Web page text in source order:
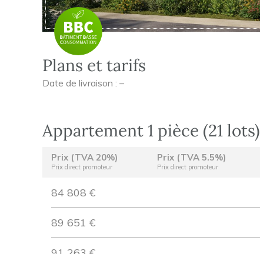
Plans et tarifs
Date de livraison : –
Appartement 1 pièce (21 lots)
Prix (TVA 20%)
Prix direct promoteur
Prix (TVA 5.5%)
Prix direct promoteur
84 808 €
89 651 €